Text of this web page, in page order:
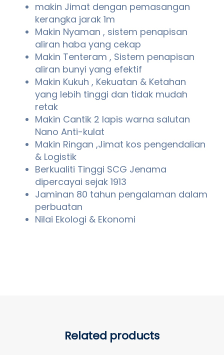
makin Jimat dengan pemasangan
kerangka jarak 1m
Makin Nyaman , sistem penapisan
aliran haba yang cekap
Makin Tenteram , Sistem penapisan
aliran bunyi yang efektif
Makin Kukuh , Kekuatan & Ketahan
yang lebih tinggi dan tidak mudah
retak
Makin Cantik 2 lapis warna salutan
Nano Anti-kulat
Makin Ringan ,Jimat kos pengendalian
& Logistik
Berkualiti Tinggi SCG Jenama
dipercayai sejak 1913
Jaminan 80 tahun pengalaman dalam
perbuatan
Nilai Ekologi & Ekonomi
Related products